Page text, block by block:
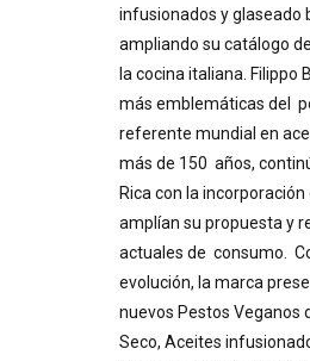
infusionados y glaseado
ampliando su catálogo
la cocina italiana. Filippo
más emblemáticas del
referente mundial en
más de 150 años,
Rica con la
amplían su propuesta y
actuales de consumo.
evolución, la marca
nuevos Pestos Veganos
Seco, Aceites